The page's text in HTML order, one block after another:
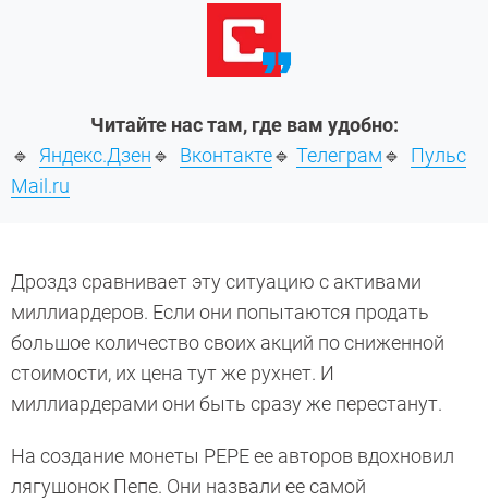
Читайте нас там, где вам удобно:
🔹 Яндекс.Дзен🔹 Вконтакте🔹 Телеграм🔹 Пульс
Mail.ru
Дроздз сравнивает эту ситуацию с активами
миллиардеров. Если они попытаются продать
большое количество своих акций по сниженной
стоимости, их цена тут же рухнет. И
миллиардерами они быть сразу же перестанут.
На создание монеты PEPE ее авторов вдохновил
лягушонок Пепе. Они назвали ее самой